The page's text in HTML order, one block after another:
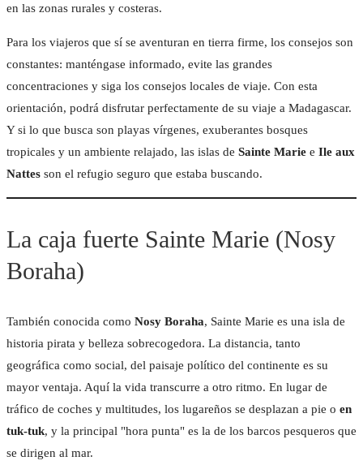
en las zonas rurales y costeras.
Para los viajeros que sí se aventuran en tierra firme, los consejos son
constantes: manténgase informado, evite las grandes
concentraciones y siga los consejos locales de viaje. Con esta
orientación, podrá disfrutar perfectamente de su viaje a Madagascar.
Y si lo que busca son playas vírgenes, exuberantes bosques
tropicales y un ambiente relajado, las islas de Sainte Marie e Ile aux
Nattes son el refugio seguro que estaba buscando.
La caja fuerte Sainte Marie (Nosy
Boraha)
También conocida como Nosy Boraha, Sainte Marie es una isla de
historia pirata y belleza sobrecogedora. La distancia, tanto
geográfica como social, del paisaje político del continente es su
mayor ventaja. Aquí la vida transcurre a otro ritmo. En lugar de
tráfico de coches y multitudes, los lugareños se desplazan a pie o en
tuk-tuk, y la principal "hora punta" es la de los barcos pesqueros que
se dirigen al mar.